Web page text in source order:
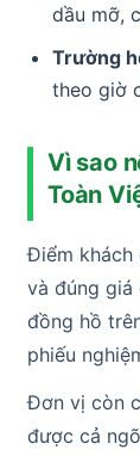
dầu mỡ,
Trường
theo giờ
Vì sao
Toàn
Điểm khách
và đúng giá
đồng hồ
phiếu
Đơn vị còn
được cả